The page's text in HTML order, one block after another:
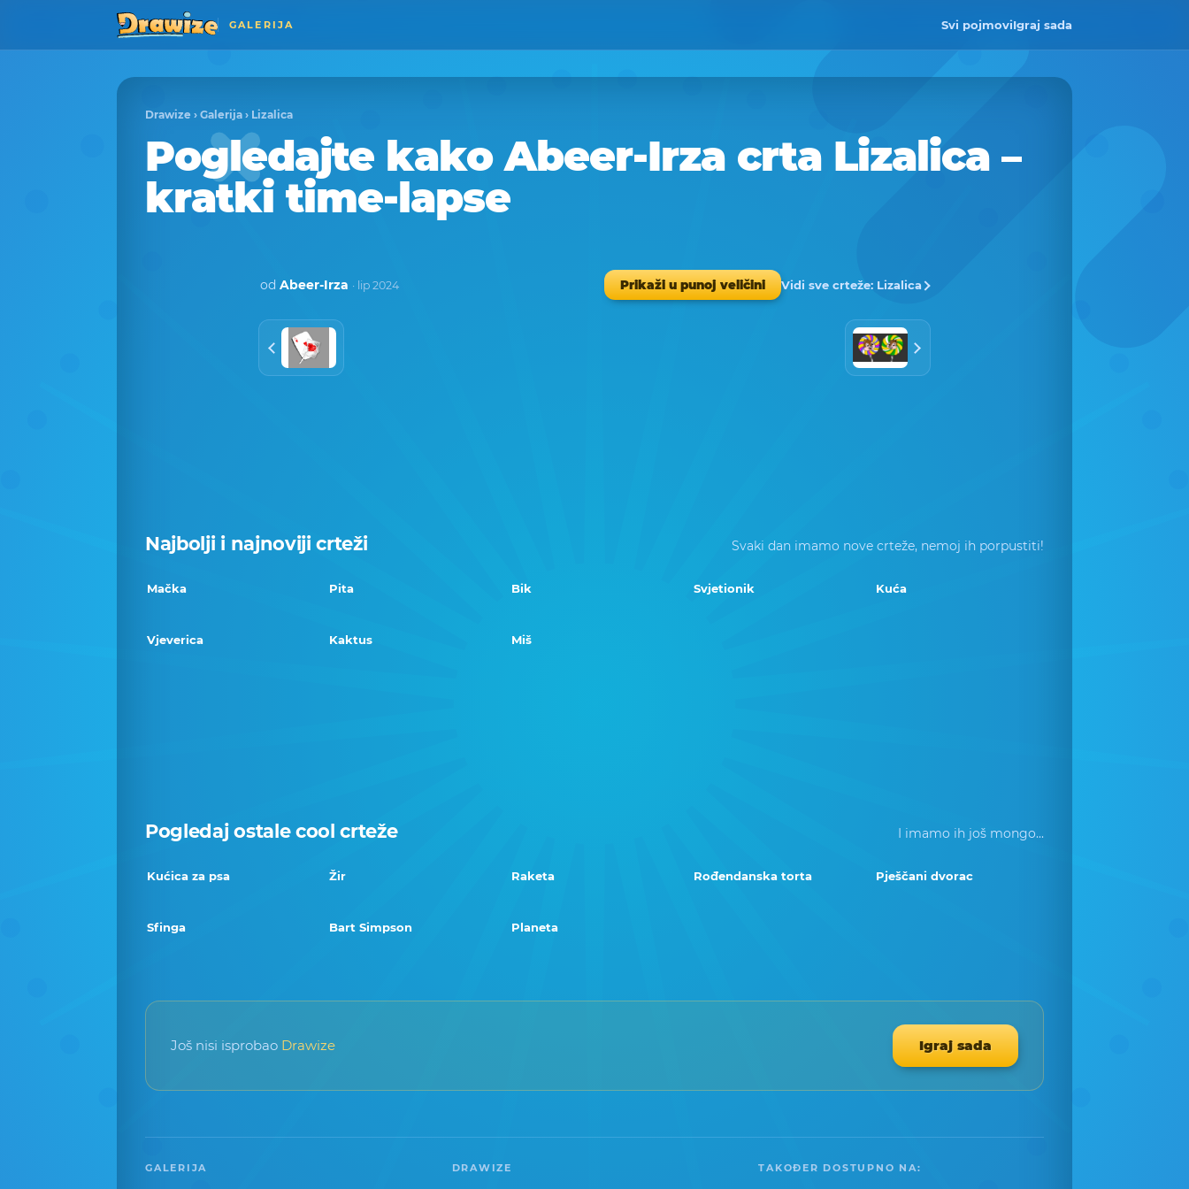
GALERIJA Svi pojmoviIgraj sada
Drawize › Galerija › Lizalica
Pogledajte kako Abeer-Irza crta Lizalica –
kratki time-lapse
od Abeer-Irza · lip 2024 Prikaži u punoj veličini Vidi sve crteže: Lizalica
Najbolji i najnoviji crteži Svaki dan imamo nove crteže, nemoj ih porpustiti!
Mačka Pita Bik Svjetionik Kuća
Vjeverica Kaktus Miš
Pogledaj ostale cool crteže I imamo ih još mongo...
Kućica za psa Žir Raketa Rođendanska torta Pješčani dvorac
Sfinga Bart Simpson Planeta
Još nisi isprobao Drawize Igraj sada
GALERIJA DRAWIZE TAKOĐER DOSTUPNO NA: